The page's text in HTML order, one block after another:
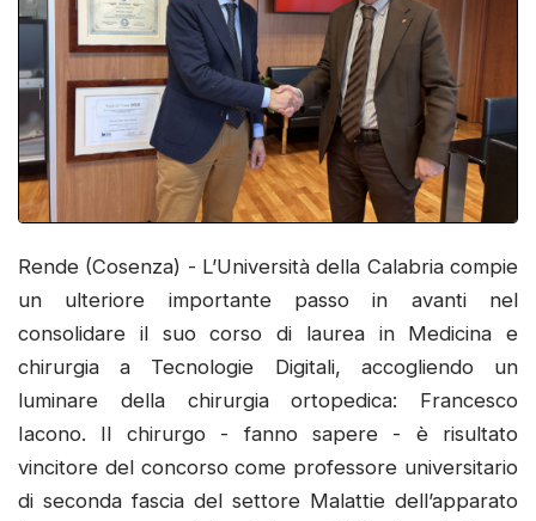
Rende (Cosenza) - L’Università della Calabria compie
un ulteriore importante passo in avanti nel
consolidare il suo corso di laurea in Medicina e
chirurgia a Tecnologie Digitali, accogliendo un
luminare della chirurgia ortopedica: Francesco
Iacono. Il chirurgo - fanno sapere - è risultato
vincitore del concorso come professore universitario
di seconda fascia del settore Malattie dell’apparato